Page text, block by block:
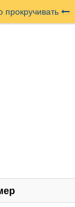
прокручивать